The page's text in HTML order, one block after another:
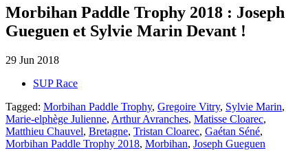
Morbihan Paddle Trophy 2018 : Joseph
Gueguen et Sylvie Marin Devant !
29 Jun 2018
SUP Race
Tagged: Morbihan Paddle Trophy, Gregoire Vitry, Sylvie Marin,
Marie-elphège Julienne, Arthur Avranches, Matisse Cloarec,
Matthieu Chauvel, Bretagne, Tristan Cloarec, Gaétan Séné,
Morbihan Paddle Trophy 2018, Morbihan, Joseph Gueguen